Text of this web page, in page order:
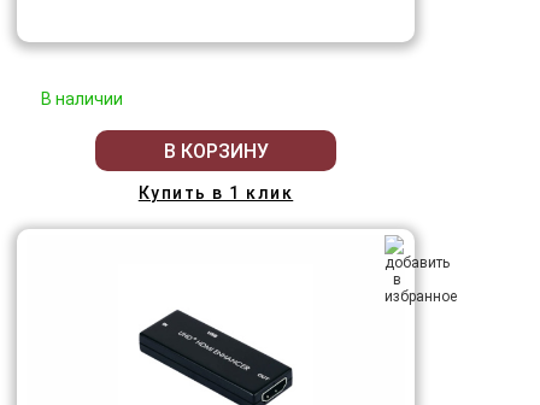
В наличии
В КОРЗИНУ
Купить в 1 клик